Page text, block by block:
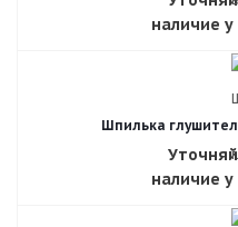
наличие
Шпилька
наличие